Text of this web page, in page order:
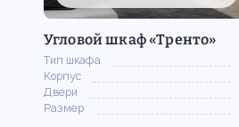
Угловой шкаф «Тренто»
Тип шкафа
Корпус
Двери
Размер